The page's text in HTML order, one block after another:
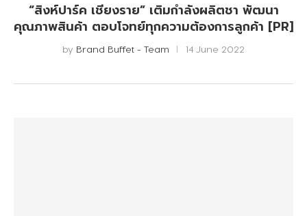
“สิงห์ปาร์ค เชียงราย” เติมกำลังผลิตชา พัฒนา
คุณภาพสินค้า ตอบโจทย์ทุกความต้องการลูกค้า [PR]
by Brand Buffet - Team 14 June 2022